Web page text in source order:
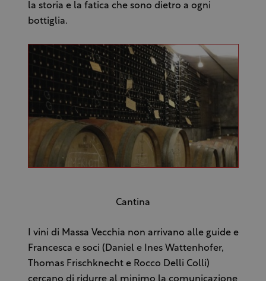
la storia e la fatica che sono dietro a ogni
bottiglia.
Cantina
I vini di Massa Vecchia non arrivano alle guide e
Francesca e soci (Daniel e Ines Wattenhofer,
Thomas Frischknecht e Rocco Delli Colli)